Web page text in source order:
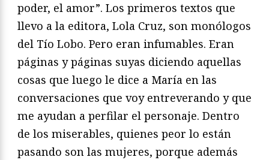
poder, el amor”. Los primeros textos que
llevo a la editora, Lola Cruz, son monólogos
del Tío Lobo. Pero eran infumables. Eran
páginas y páginas suyas diciendo aquellas
cosas que luego le dice a María en las
conversaciones que voy entreverando y que
me ayudan a perfilar el personaje. Dentro
de los miserables, quienes peor lo están
pasando son las mujeres, porque además